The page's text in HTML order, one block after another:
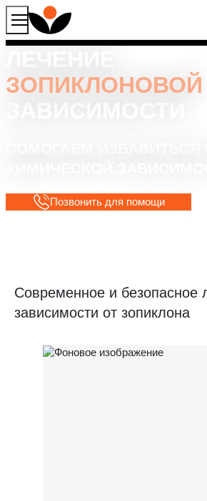
ЗОПИКЛОНОВОЙ
Позвонить для помощи
Современное и безопасное
зависимости от зопиклона
Продолжая работу с сайтом, вы соглашаетесь
мы используем файлы